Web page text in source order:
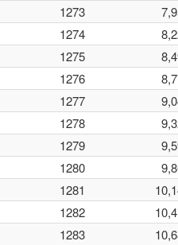
1273
1274
1275
1276
1277
1278
1279
1280
1281
1282
1283